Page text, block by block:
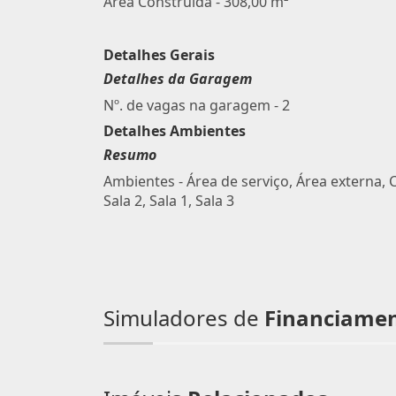
Detalhes Gerais
Detalhes da Garagem
Nº. de vagas na garagem - 2
Detalhes Ambientes
Resumo
Ambientes - Área de serviço, Área externa,
Sala 2, Sala 1, Sala 3
Simuladores de